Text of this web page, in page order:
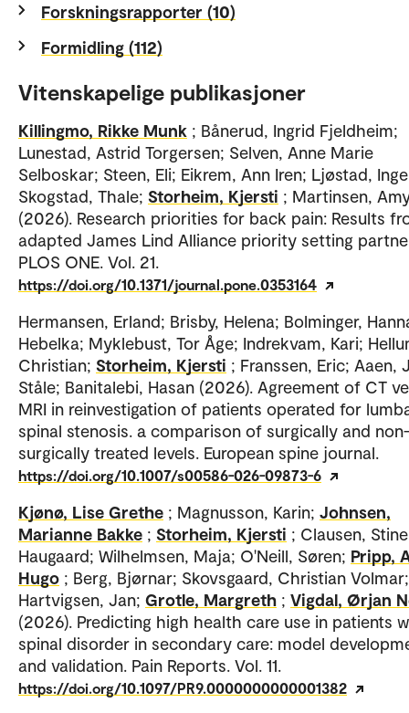
Forskningsrapporter (10)
Formidling (112)
Vitenskapelige publikasjoner
Killingmo, Rikke Munk ; Bånerud, Ingrid Fjeldheim;
Lunestad, Astrid Torgersen; Selven, Anne Marie
Selboskar; Steen, Eli; Eikrem, Ann Iren; Ljøstad,
Skogstad, Thale; Storheim, Kjersti ; Martinsen,
(2026). Research priorities for back pain: Results
adapted James Lind Alliance priority setting
PLOS ONE. Vol. 21.
https://doi.org/10.1371/journal.pone.0353164
Hermansen, Erland; Brisby, Helena; Bolminger,
Hebelka; Myklebust, Tor Åge; Indrekvam, Kari;
Christian; Storheim, Kjersti ; Franssen, Eric; Aaen,
Ståle; Banitalebi, Hasan (2026). Agreement of CT
MRI in reinvestigation of patients operated for
spinal stenosis. a comparison of surgically and
surgically treated levels. European spine journal.
https://doi.org/10.1007/s00586-026-09873-6
Kjønø, Lise Grethe ; Magnusson, Karin; Johnsen,
Marianne Bakke ; Storheim, Kjersti ; Clausen, Stine
Haugaard; Wilhelmsen, Maja; O'Neill, Søren; Pripp,
Hugo ; Berg, Bjørnar; Skovsgaard, Christian Volmar;
Hartvigsen, Jan; Grotle, Margreth ; Vigdal, Ørjan
(2026). Predicting high health care use in patients
spinal disorder in secondary care: model
and validation. Pain Reports. Vol. 11.
https://doi.org/10.1097/PR9.0000000000001382